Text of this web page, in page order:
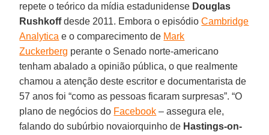
repete o teórico da mídia estadunidense Douglas
Rushkoffdesde 2011. Embora o episódioCambridge
Analytica e o comparecimento de Mark
Zuckerberg perante o Senado norte-americano
tenham abalado a opinião pública, o que realmente
chamou a atenção deste escritor e documentarista de
57 anos foi “como as pessoas ficaram surpresas”. “O
plano de negócios do Facebook – assegura ele,
falando do subúrbio novaiorquinho de Hastings-on-